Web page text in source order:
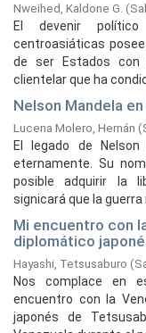
Nweihed, Kaldone G. (
El devenir
centroasiáticas
de ser Estados con
clientelar que ha
Nelson Mandela
Lucena Molero, Hernán (
El legado de
eternamente. Su
posible adquirir la
signicará que la guerra
Mi encuentro con
diplomático
Hayashi, Tetsusaburo (
Nos complace en
encuentro con la
japonés de